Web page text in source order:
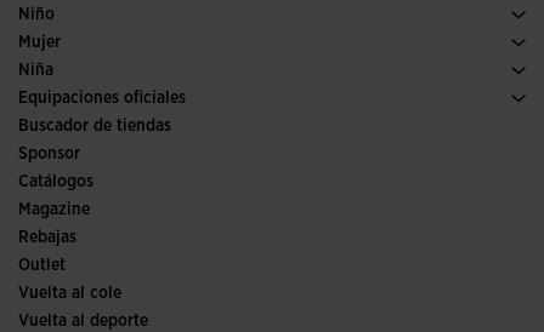
Pádel
Fútbol
Trail running
Tenis
Calzado Hombre
Deporte
Niño
Ver todo ropa niño
Mujer
Ropa Mujer
Deporte
Niña
Ver todo ropa niña
Equipaciones oficiales
Fútbol
Fútbol sala
Comités y Federaciones
Ediciones especiales
Buscador de tiendas
Sponsor
Catálogos
Magazine
Rebajas
Outlet
Vuelta al cole
Vuelta al deporte